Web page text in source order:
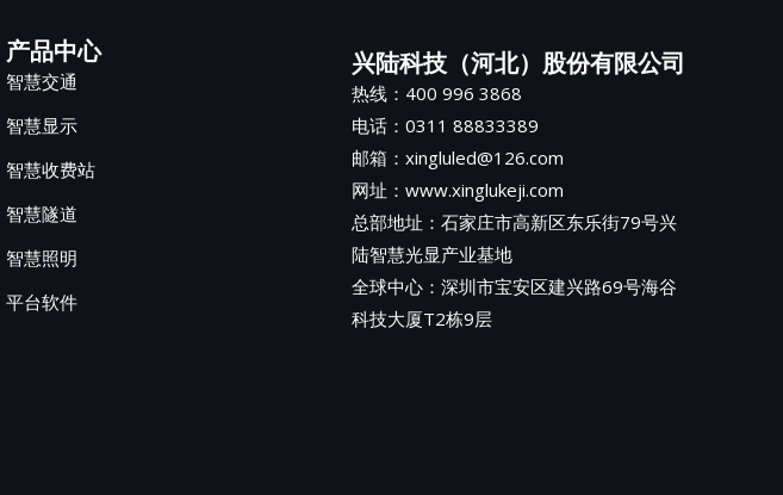
产品中心
智慧交通
智慧显示
智慧收费站
智慧隧道
智慧照明
平台软件
兴陆科技（河北）股份有限公司
热线：400 996 3868
电话：0311 88833389
邮箱：xingluled@126.com
网址：www.xinglukeji.com
总部地址： 石家庄市高新区东乐街79号兴
陆智慧光显产业基地
全球中心：深圳市宝安区建兴路69号海谷
科技大厦T2栋9层